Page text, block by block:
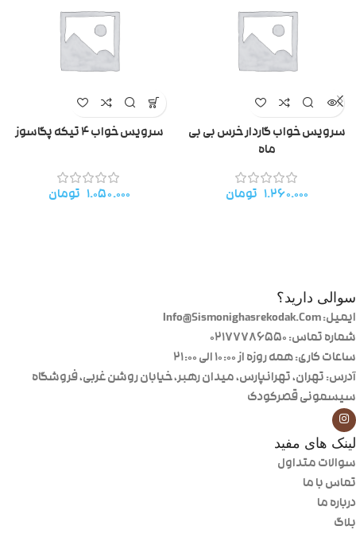
سرویس خواب گاردار خرس بی بی
ماه
۱.۲۶۰.۰۰۰ تومان
سرویس خواب ۴ تیکه پگاسوز
۱.۰۵۰.۰۰۰ تومان
سوالی دارید؟
ایمیل: Info@Sismonighasrekodak.Com
شماره تماس: 02177786550
ساعات کاری: همه روزه از ۱۰:۰۰ الی ۲۱:۰۰
آدرس: تهران، تهرانپارس، میدان رهبر، خیابان روشن غربی، فروشگاه
سیسمونی قصرکودک
لینک های مفید
سوالات متداول
تماس با ما
درباره ما
بلاگ